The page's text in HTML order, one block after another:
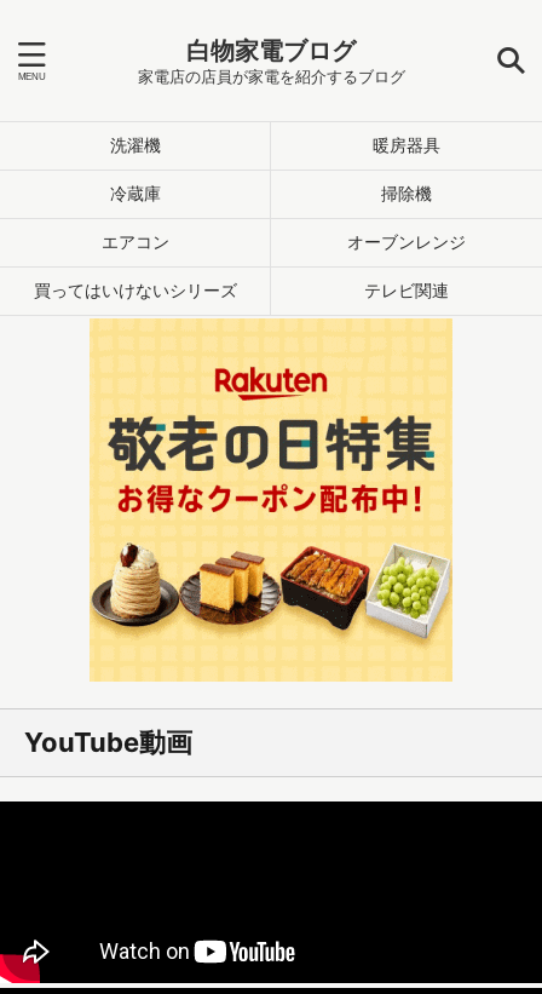
白物家電ブログ
家電店の店員が家電を紹介するブログ
洗濯機 暖房器具
冷蔵庫 掃除機
エアコン オーブンレンジ
買ってはいけないシリーズ テレビ関連
YouTube動画